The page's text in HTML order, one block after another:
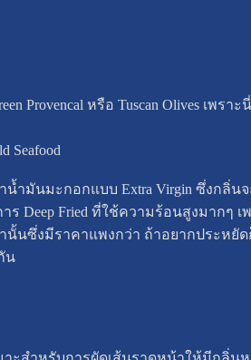
หรือ Tuscan Olives เพรา
Seafood
น้ำมันมะกอกแบบ Extra Virgin ซึ่งกลิ่น
าร Deep Fried ที่ใช้ความร้อนสูงมากๆ
นซึ่งมีราคาแพงกว่า ถ้าอยากประหยัด
น